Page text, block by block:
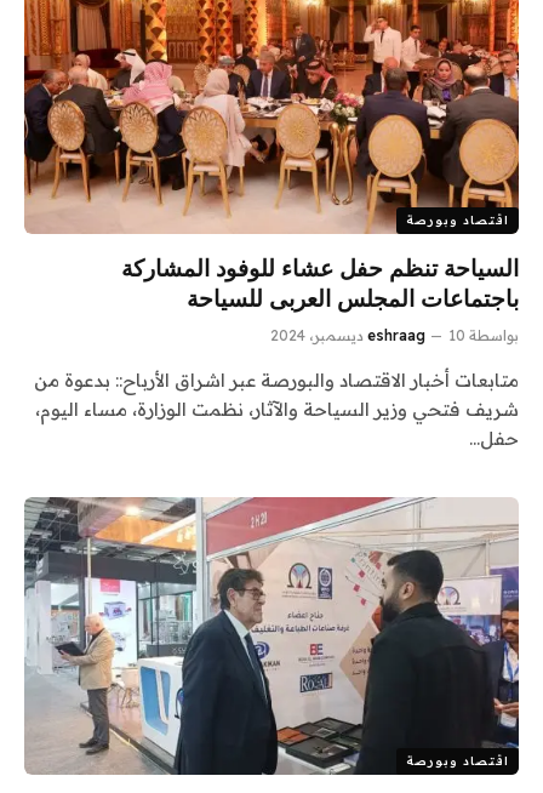
اقتصاد وبورصة
السياحة تنظم حفل عشاء للوفود المشاركة
باجتماعات المجلس العربى للسياحة
بواسطة eshraag 10 ديسمبر، 2024
متابعات أخبار الاقتصاد والبورصة عبر اشراق الأرباح:: بدعوة من
شريف فتحي وزير السياحة والآثار، نظمت الوزارة، مساء اليوم،
حفل…
اقتصاد وبورصة